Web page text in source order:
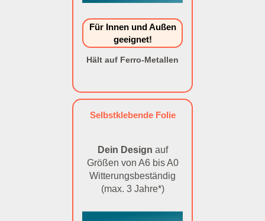
Für Innen und Außen
geeignet!
Hält auf Ferro-Metallen
Selbstklebende Folie
Dein Design auf
Größen von A6 bis A0
Witterungsbeständig
(max. 3 Jahre*)